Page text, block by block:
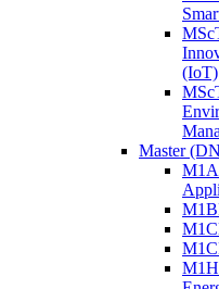
(IoT)
Master